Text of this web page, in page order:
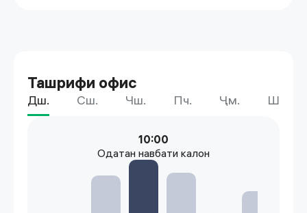
Ташрифи офис
Дш. Сш. Чш. Пч. Ҷм. Шн.
10:00
Одатан навбати калон